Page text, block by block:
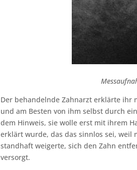
Der behandelnde Zahnarzt erklärte ihr
und am Besten von ihm selbst durch
dem Hinweis, sie wolle erst mit ihrem
erklärt wurde, das das sinnlos sei, weil
standhaft weigerte, sich den Zahn
versorgt.